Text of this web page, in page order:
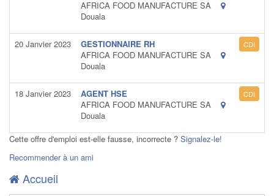
AFRICA FOOD MANUFACTURE SA
Douala
20 Janvier 2023
GESTIONNAIRE RH
AFRICA FOOD MANUFACTURE SA
Douala
CDI
18 Janvier 2023
AGENT HSE
AFRICA FOOD MANUFACTURE SA
Douala
CDI
Cette offre d'emploi est-elle fausse, incorrecte ? Signalez-le!
Recommender à un ami
Accueil